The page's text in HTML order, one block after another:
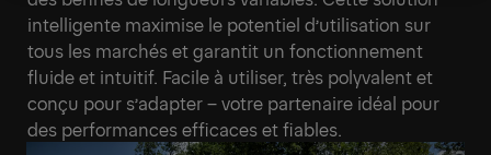
intelligente maximise le potentiel d’utilisation sur
tous les marchés et garantit un fonctionnement
fluide et intuitif. Facile à utiliser, très polyvalent et
conçu pour s’adapter – votre partenaire idéal pour
des performances efficaces et fiables.